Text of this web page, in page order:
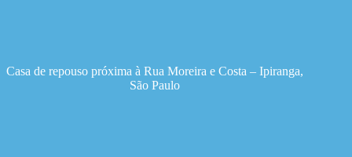
Casa de repouso próxima à Rua Moreira e Costa – Ipiranga,
São Paulo